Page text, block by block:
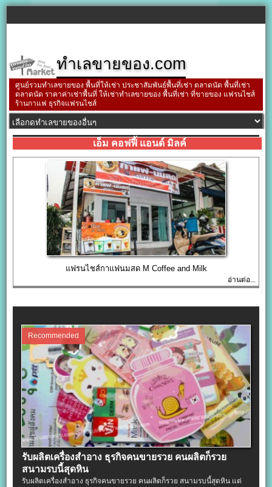
ทำเลขายของ.com
ศูนย์รวมทำเลขายของ พื้นที่ให้เช่า ประชาสัมพันธ์พื้นที่เช่า ตลาดนัด พื้นที่เช่า
ตลาดนัด ราคาค่าเช่าพื้นที่ ให้เช่าทำเลขายของ พื้นที่เช่า ที่ขายของ แฟรนไชส์
ร้านกาแฟ ธุรกิจแฟรนไชส์
เอ็ม คอฟฟี้ แอนด์ มิลค์
แฟรนไชส์กาแฟนมสด M Coffee and Milk
อ่านต่อ...
Recommended
รับผลิตเครื่องสําอาง ธุรกิจคนขายรวย คนผลิตก็รวย
สนามรบนี้สุดหิน
รับผลิตเครื่องสําอาง ธุรกิจคนขายรวย คนผลิตก็รวย สนามรบนี้สุดหิน แต่